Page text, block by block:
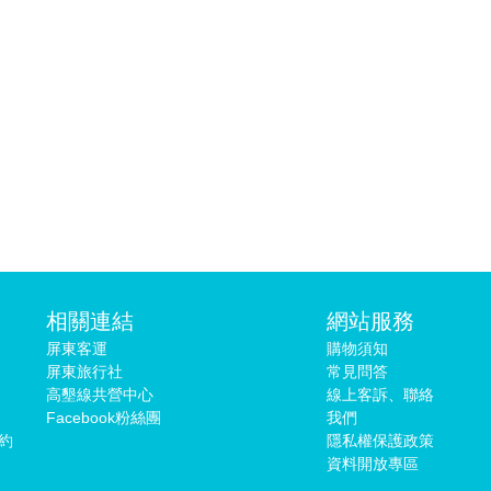
相關連結
屏東客運
屏東旅行社
高墾線共營中心
Facebook粉絲團
網站服務
購物須知
常見問答
線上客訴、聯絡
我們
隱私權保護政策
資料開放專區